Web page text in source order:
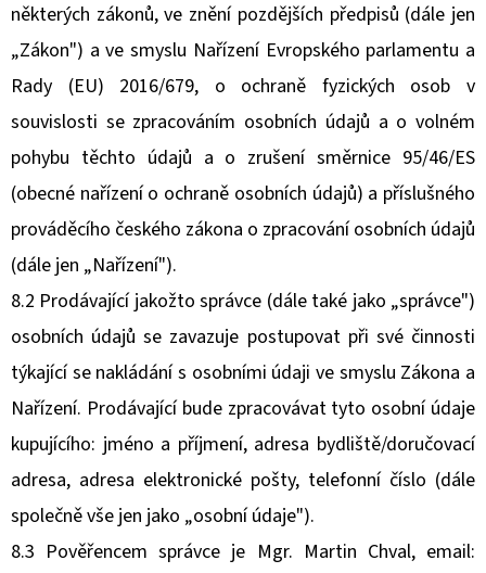
některých zákonů, ve znění pozdějších předpisů (dále jen
„Zákon") a ve smyslu Nařízení Evropského parlamentu a
Rady (EU) 2016/679, o ochraně fyzických osob v
souvislosti se zpracováním osobních údajů a o volném
pohybu těchto údajů a o zrušení směrnice 95/46/ES
(obecné nařízení o ochraně osobních údajů) a příslušného
prováděcího českého zákona o zpracování osobních údajů
(dále jen „Nařízení").
8.2 Prodávající jakožto správce (dále také jako „správce")
osobních údajů se zavazuje postupovat při své činnosti
týkající se nakládání s osobními údaji ve smyslu Zákona a
Nařízení. Prodávající bude zpracovávat tyto osobní údaje
kupujícího: jméno a příjmení, adresa bydliště/doručovací
adresa, adresa elektronické pošty, telefonní číslo (dále
společně vše jen jako „osobní údaje").
8.3 Pověřencem správce je Mgr. Martin Chval, email:
HRNEK
-
TROLEJBUSOVÉ
OSLAVY
240
Kč